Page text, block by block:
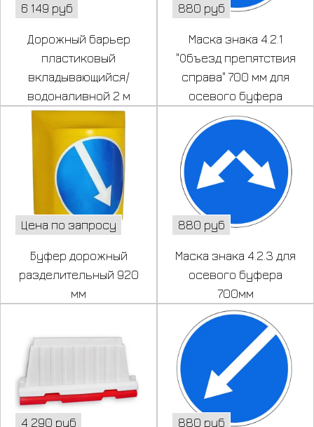
6 149 руб
Дорожный барьер
пластиковый
вкладывающийся/
водоналивной 2 м
880 руб
Маска знака 4.2.1
"Объезд препятствия
справа" 700 мм для
осевого буфера
Цена по запросу
Буфер дорожный
разделительный 920
мм
880 руб
Маска знака 4.2.3 для
осевого буфера
700мм
4 290 руб 880 руб